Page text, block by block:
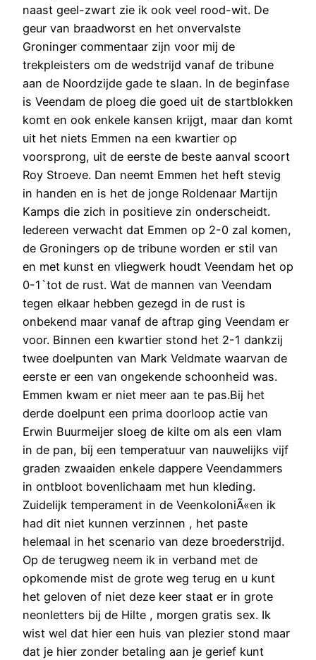
naast geel-zwart zie ik ook veel rood-wit. De
geur van braadworst en het onvervalste
Groninger commentaar zijn voor mij de
trekpleisters om de wedstrijd vanaf de tribune
aan de Noordzijde gade te slaan. In de beginfase
is Veendam de ploeg die goed uit de startblokken
komt en ook enkele kansen krijgt, maar dan komt
uit het niets Emmen na een kwartier op
voorsprong, uit de eerste de beste aanval scoort
Roy Stroeve. Dan neemt Emmen het heft stevig
in handen en is het de jonge Roldenaar Martijn
Kamps die zich in positieve zin onderscheidt.
Iedereen verwacht dat Emmen op 2-0 zal komen,
de Groningers op de tribune worden er stil van
en met kunst en vliegwerk houdt Veendam het op
0-1`tot de rust. Wat de mannen van Veendam
tegen elkaar hebben gezegd in de rust is
onbekend maar vanaf de aftrap ging Veendam er
voor. Binnen een kwartier stond het 2-1 dankzij
twee doelpunten van Mark Veldmate waarvan de
eerste er een van ongekende schoonheid was.
Emmen kwam er niet meer aan te pas.Bij het
derde doelpunt een prima doorloop actie van
Erwin Buurmeijer sloeg de kilte om als een vlam
in de pan, bij een temperatuur van nauwelijks vijf
graden zwaaiden enkele dappere Veendammers
in ontbloot bovenlichaam met hun kleding.
Zuidelijk temperament in de VeenkoloniÃ«en ik
had dit niet kunnen verzinnen , het paste
helemaal in het scenario van deze broederstrijd.
Op de terugweg neem ik in verband met de
opkomende mist de grote weg terug en u kunt
het geloven of niet deze keer staat er in grote
neonletters bij de Hilte , morgen gratis sex. Ik
wist wel dat hier een huis van plezier stond maar
dat je hier zonder betaling aan je gerief kunt